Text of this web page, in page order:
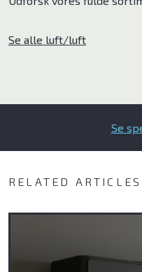
Bliv klog på god luft
Se alle luft/luft
Se
RELATED ARTICLES